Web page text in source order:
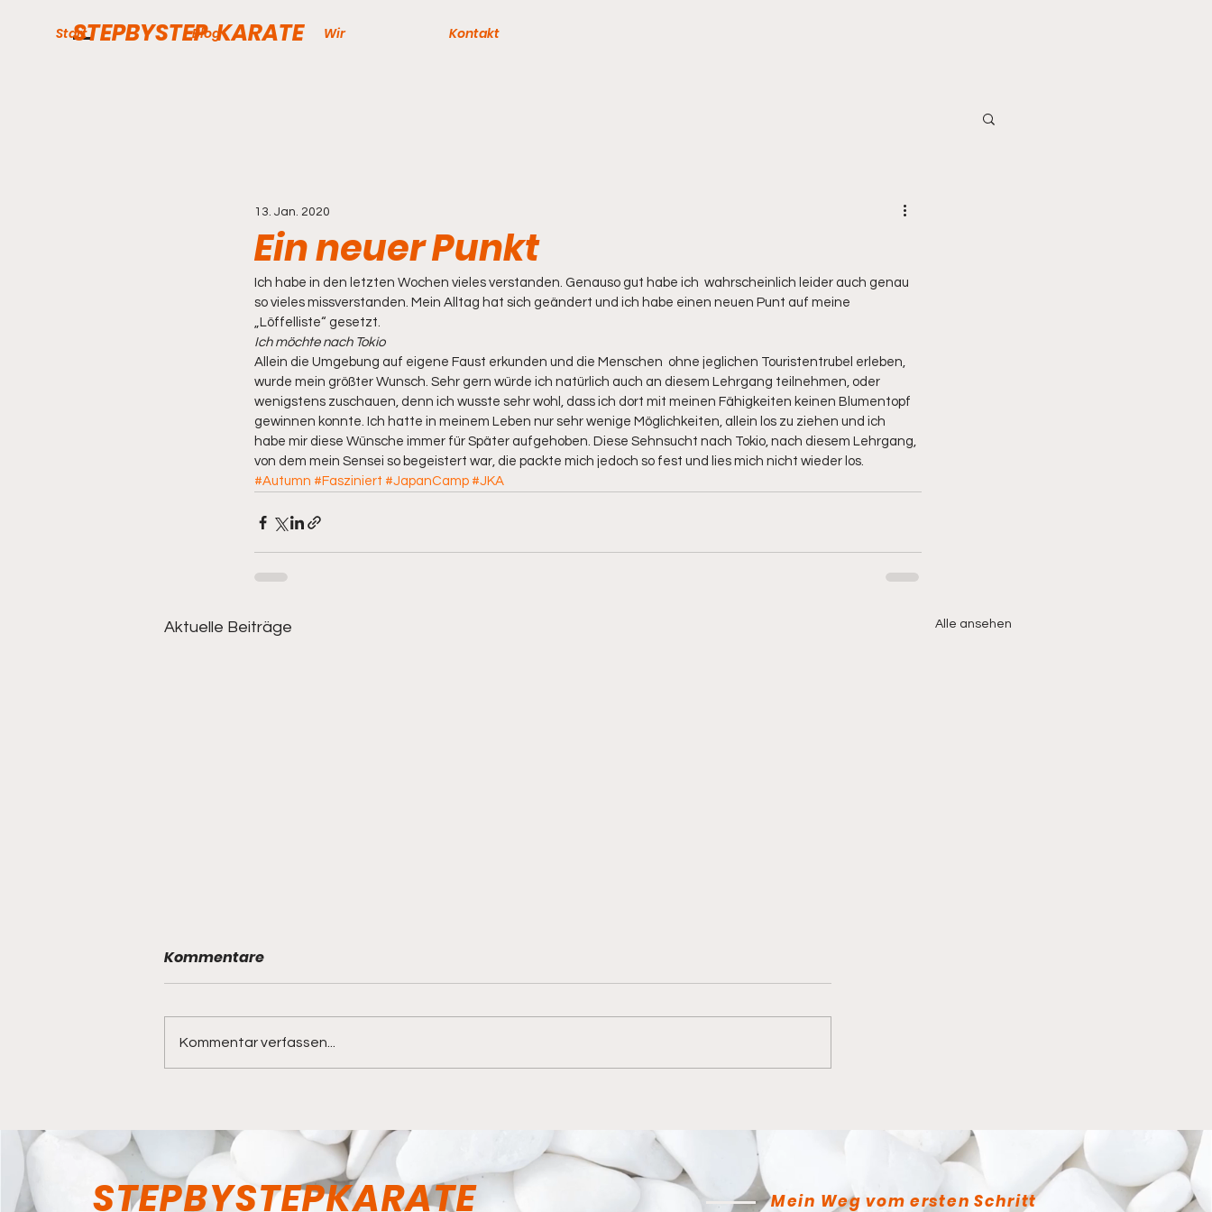
STEPBYSTEP KARATE
Start Blog Wir Kontakt
Ein neuer Punkt
13. Jan. 2020
Ich habe in den letzten Wochen vieles verstanden. Genauso gut habe ich  wahrscheinlich leider auch genau
so vieles missverstanden. Mein Alltag hat sich geändert und ich habe einen neuen Punt auf meine
„Löffelliste“ gesetzt.
Ich möchte nach Tokio
Allein die Umgebung auf eigene Faust erkunden und die Menschen  ohne jeglichen Touristentrubel erleben,
wurde mein größter Wunsch. Sehr gern würde ich natürlich auch an diesem Lehrgang teilnehmen, oder
wenigstens zuschauen, denn ich wusste sehr wohl, dass ich dort mit meinen Fähigkeiten keinen Blumentopf
gewinnen konnte. Ich hatte in meinem Leben nur sehr wenige Möglichkeiten, allein los zu ziehen und ich
habe mir diese Wünsche immer für Später aufgehoben. Diese Sehnsucht nach Tokio, nach diesem Lehrgang,
von dem mein Sensei so begeistert war, die packte mich jedoch so fest und lies mich nicht wieder los.
#Autumn #Fasziniert #JapanCamp #JKA
Aktuelle Beiträge Alle ansehen
Chinatown
Kommentare
Kommentar verfassen...
STEPBYSTEPKARATE Mein Weg vom ersten Schritt